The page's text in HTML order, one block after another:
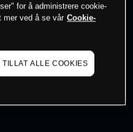
for å administrere cookie-
mer ved å se vår Cookie-
TILLAT ALLE COOKIES